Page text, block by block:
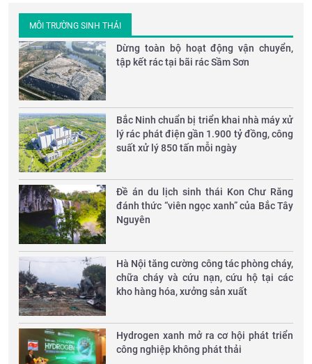
MÔI TRƯỜNG SINH THÁI
Dừng toàn bộ hoạt động vận chuyển,
tập kết rác tại bãi rác Sầm Sơn
Bắc Ninh chuẩn bị triển khai nhà máy xử
lý rác phát điện gần 1.900 tỷ đồng, công
suất xử lý 850 tấn mỗi ngày
Đề án du lịch sinh thái Kon Chư Răng
đánh thức “viên ngọc xanh” của Bắc Tây
Nguyên
Hà Nội tăng cường công tác phòng cháy,
chữa cháy và cứu nạn, cứu hộ tại các
kho hàng hóa, xưởng sản xuất
Hydrogen xanh mở ra cơ hội phát triển
công nghiệp không phát thải